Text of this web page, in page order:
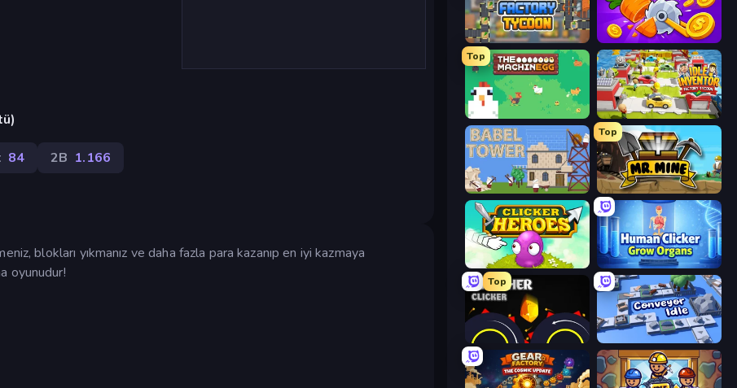
84 2B 1.166
blokları yıkmanız ve daha fazla para kazanıp en iyi kazmaya
oyunudur!
Leek Factory Tycoon Farm Ring Idle
Top
The MachinEGG Idle Inventor
Babel Tower
Top
Mr. Mine
Clicker Heroes Human Clicker: Grow Organs
Top
Crusher Clicker Conveyor Idle